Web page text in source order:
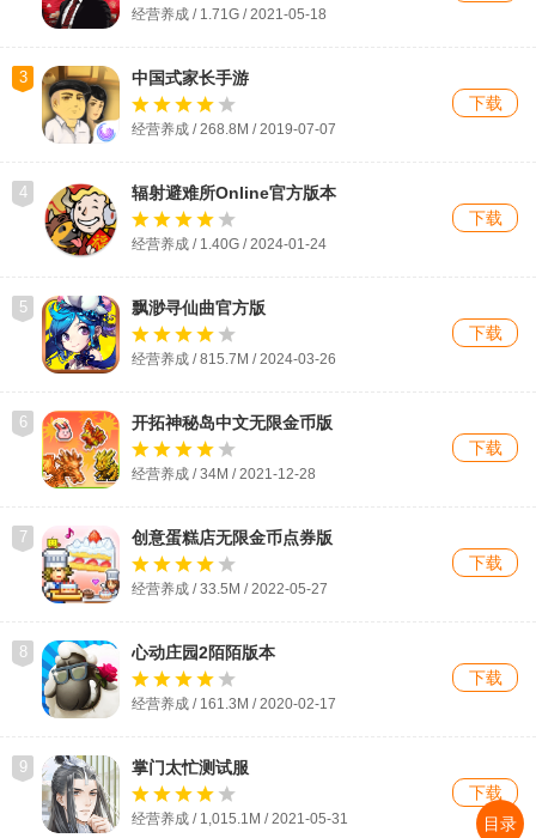
经营养成 / 1.71G / 2021-05-18
3 中国式家长手游
经营养成 / 268.8M / 2019-07-07
下载
4 辐射避难所Online官方版本
经营养成 / 1.40G / 2024-01-24
下载
5 飘渺寻仙曲官方版
经营养成 / 815.7M / 2024-03-26
下载
6 开拓神秘岛中文无限金币版
经营养成 / 34M / 2021-12-28
下载
7 创意蛋糕店无限金币点券版
经营养成 / 33.5M / 2022-05-27
下载
8 心动庄园2陌陌版本
经营养成 / 161.3M / 2020-02-17
下载
9 掌门太忙测试服
经营养成 / 1,015.1M / 2021-05-31
下载
目录